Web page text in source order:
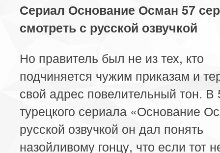
Сериал Основание Осман 57
смотреть с русской озвучкой
Но правитель был не из тех, кто
подчиняется чужим приказам и
свой адрес повелительный тон. В
турецкого сериала «Основание
русской озвучкой он дал понять
назойливому гонцу, что если тот